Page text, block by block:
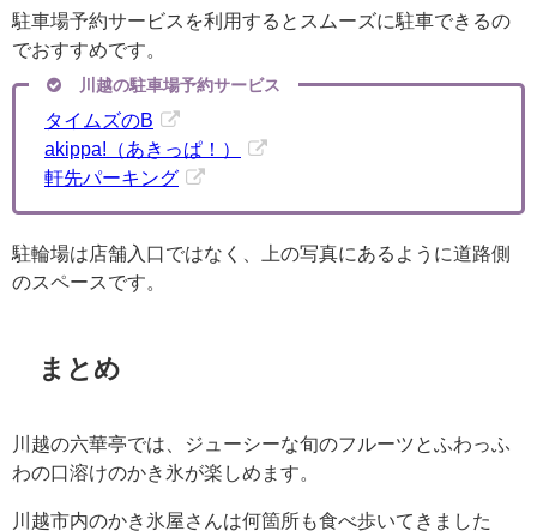
駐車場予約サービスを利用するとスムーズに駐車できるの
でおすすめです。
川越の駐車場予約サービス
タイムズのB
akippa!（あきっぱ！）
軒先パーキング
駐輪場は店舗入口ではなく、上の写真にあるように道路側
のスペースです。
まとめ
川越の六華亭では、ジューシーな旬のフルーツとふわっふ
わの口溶けのかき氷が楽しめます。
川越市内のかき氷屋さんは何箇所も食べ歩いてきました